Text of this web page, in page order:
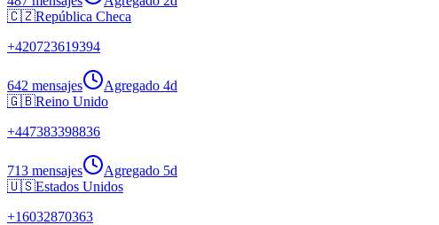
🇨🇿República Checa
+420723619394
642 mensajes Agregado 4d
🇬🇧Reino Unido
+447383398836
713 mensajes Agregado 5d
🇺🇸Estados Unidos
+16032870363